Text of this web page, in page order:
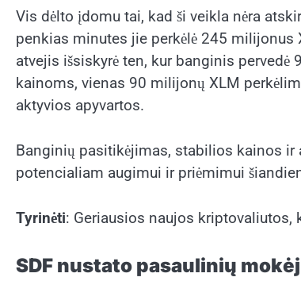
Vis dėlto įdomu tai, kad ši veikla nėra
penkias minutes jie perkėlė 245
atvejis išsiskyrė ten, kur banginis
kainoms, vienas 90 milijonų XLM
aktyvios apyvartos.
Banginių pasitikėjimas, stabilios kainos ir
potencialiam augimui ir priėmimui
Tyrinėti: Geriausios naujos
SDF nustato pasaulinių